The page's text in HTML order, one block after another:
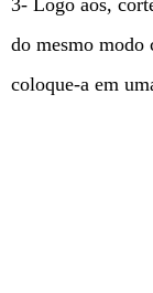
do mesmo modo
coloque-a em